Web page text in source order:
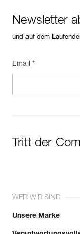
Newsletter
und auf dem
Email *
Tritt der
WER WIR SIND
Unsere Marke